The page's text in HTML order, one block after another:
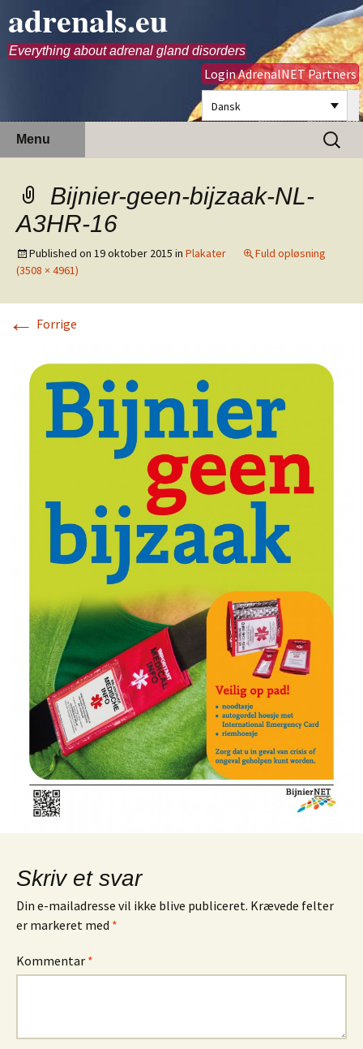
adrenals.eu
Everything about adrenal gland disorders
Login AdrenalNET Partners
Dansk
Menu
Søg
efter:
Bijnier-geen-bijzaak-NL-
A3HR-16
Published on 19 oktober 2015 in Plakater
Fuld opløsning
(3508 × 4961)
← Forrige
Skriv et svar
Din e-mailadresse vil ikke blive publiceret. Krævede felter
er markeret med *
Kommentar *